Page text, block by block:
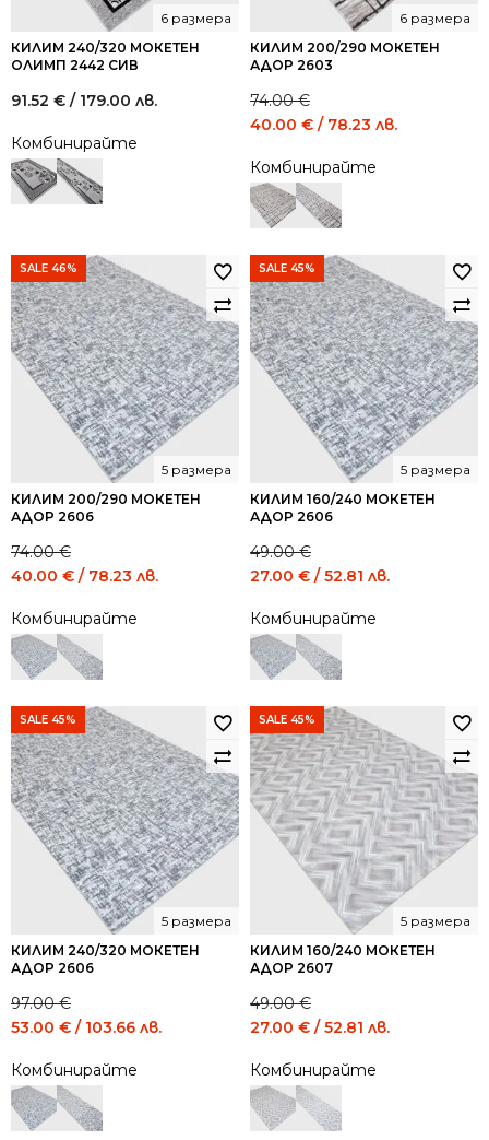
КИЛИМ 240/320 МОКЕТЕН
ОЛИМП 2442 СИВ
6 размера
91.52 € / 179.00 лв.
Комбинирайте
КИЛИМ 200/290 МОКЕТЕН
АДОР 2603
6 размера
74.00€
Original
was:
74.00 €
/
лв..
40.00 € / 78.23 лв.
Комбинирайте
SALE 46%
КИЛИМ 200/290 МОКЕТЕН
АДОР 2606
5 размера
74.00€
Original
was:
74.00 €
/
лв..
40.00 € / 78.23 лв.
Комбинирайте
SALE 45%
КИЛИМ 160/240 МОКЕТЕН
АДОР 2606
5 размера
49.00€
Original
was:
49.00 €
/
лв..
27.00 € / 52.81 лв.
Комбинирайте
SALE 45%
КИЛИМ 240/320 МОКЕТЕН
АДОР 2606
5 размера
97.00€
Original
was:
97.00 €
/
53.00 € / 103.66 лв.
Комбинирайте
SALE 45%
КИЛИМ 160/240 МОКЕТЕН
АДОР 2607
5 размера
49.00€
Original
was:
49.00 €
/
27.00 € / 52.81 лв.
Комбинирайте